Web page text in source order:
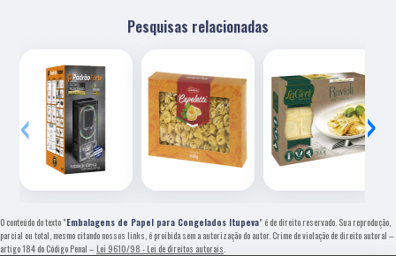
Pesquisas relacionadas
‹ ›
O conteúdo do texto "Embalagens de Papel para Congelados Itupeva" é de direito reservado. Sua reprodução,
parcial ou total, mesmo citando nossos links, é proibida sem a autorização do autor. Crime de violação de direito autoral –
artigo 184 do Código Penal – Lei 9610/98 - Lei de direitos autorais